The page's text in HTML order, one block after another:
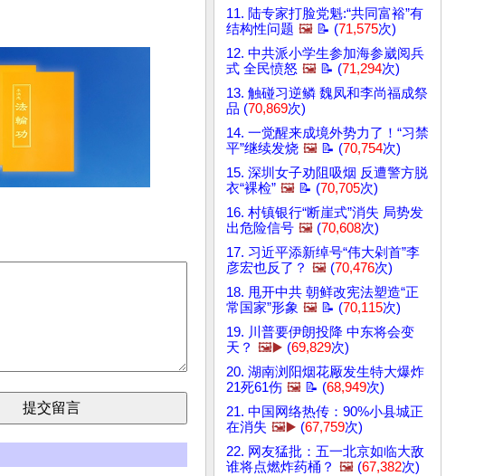
11. 陆专家打脸党魁:“共同富裕”有
结构性问题 🖼️ 📝 (71,575次)
12. 中共派小学生参加海参崴阅兵
式 全民愤怒 🖼️ 📝 (71,294次)
13. 触碰习逆鳞 魏凤和李尚福成祭
品 (70,869次)
14. 一觉醒来成境外势力了！“习禁
平”继续发烧 🖼️ 📝 (70,754次)
15. 深圳女子劝阻吸烟 反遭警方脱
衣“裸检” 🖼️ 📝 (70,705次)
16. 村镇银行“断崖式”消失 局势发
出危险信号 🖼️ (70,608次)
17. 习近平添新绰号“伟大剁首”李
彦宏也反了？ 🖼️ (70,476次)
18. 甩开中共 朝鲜改宪法塑造“正
常国家”形象 🖼️ 📝 (70,115次)
19. 川普要伊朗投降 中东将会变
天？ 🖼️▶️ (69,829次)
20. 湖南浏阳烟花厰发生特大爆炸
21死61伤 🖼️ 📝 (68,949次)
21. 中国网络热传：90%小县城正
在消失 🖼️▶️ (67,759次)
22. 网友猛批：五一北京如临大敌
谁将点燃炸药桶？ 🖼️ (67,382次)